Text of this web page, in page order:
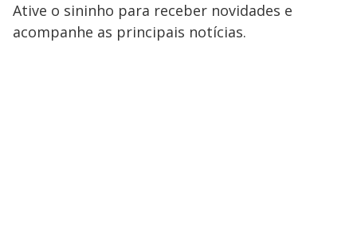
Ative o sininho para receber novidades e
acompanhe as principais notícias.